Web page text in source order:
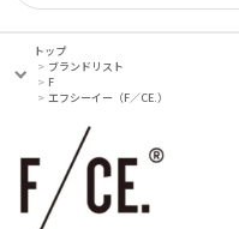
トップ
ブランドリスト
F
エフシーイー（F／CE.）